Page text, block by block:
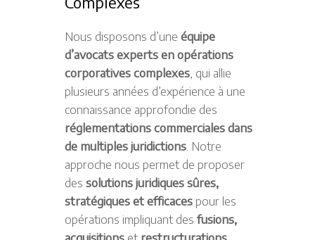
Nous disposons d’une équipe
d’avocats experts en opérations
corporatives complexes , qui allie
plusieurs années d’expérience à une
connaissance approfondie des
réglementations commerciales dans
de multiples juridictions . Notre
approche nous permet de proposer
des solutions juridiques sûres,
stratégiques et efficaces pour les
opérations impliquant des fusions,